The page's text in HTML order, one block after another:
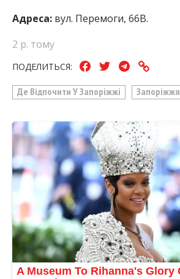
Адреса: вул. Перемоги, 66В.
2 р. тому
ПОДЕЛИТЬСЯ:
Де Відпочити У Запоріжжі Запоріжжя